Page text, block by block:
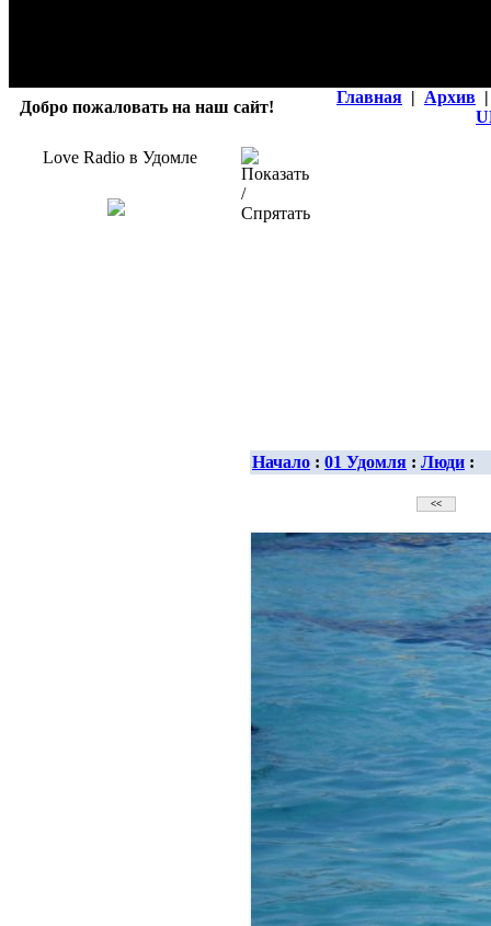
Добро пожаловать на наш сайт!
Главная | Архив |
Love Radio в Удомле
Начало : 01 Удомля : Люди :